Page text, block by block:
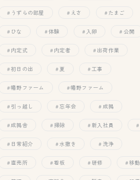
うずらの部屋 えさ たまご
ひな 体験 入卵 公開
内定式 内定者 出荷作業
初日の出 夏 工事
幡野ファーム 幡野ファーム
引っ越し 忘年会 成鶉
成鶉舎 掃除 新入社員
日常紹介 水撒き 洗浄
直売所 看板 研修 移動